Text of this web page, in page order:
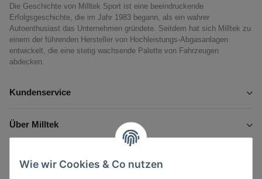
Wie wir Cookies & Co nutzen
Die Geschichte von Milltek Sport ist eine beeindruckende
Erfolgsgeschichte, die im Jahr 1983 begann, als ein wahrer
Autoenthusiast das Unternehmen gründete. Seitdem hat sich Milltek zu
einem der führenden Hersteller von Hochleistungs-Abgasanlagen
entwickelt, die eine stetig wachsende Palette von Fahrzeugen
abdecken.
Kundenservice
Über Milltek